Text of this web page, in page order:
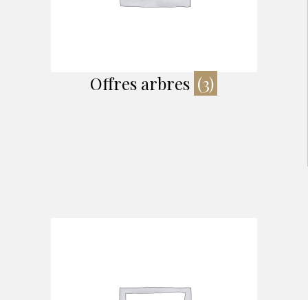
Offres arbres (3)